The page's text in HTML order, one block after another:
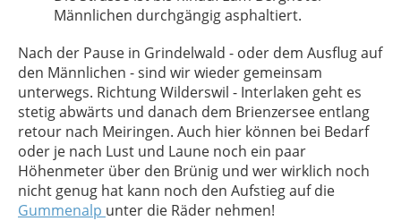
Männlichen durchgängig asphaltiert.
Nach der Pause in Grindelwald - oder dem Ausflug auf
den Männlichen - sind wir wieder gemeinsam
unterwegs. Richtung Wilderswil - Interlaken geht es
stetig abwärts und danach dem Brienzersee entlang
retour nach Meiringen. Auch hier können bei Bedarf
oder je nach Lust und Laune noch ein paar
Höhenmeter über den Brünig und wer wirklich noch
nicht genug hat kann noch den Aufstieg auf die
Gummenalp unter die Räder nehmen!